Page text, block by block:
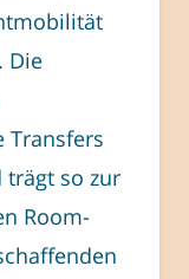
Die
Transfers
so zur
Room-